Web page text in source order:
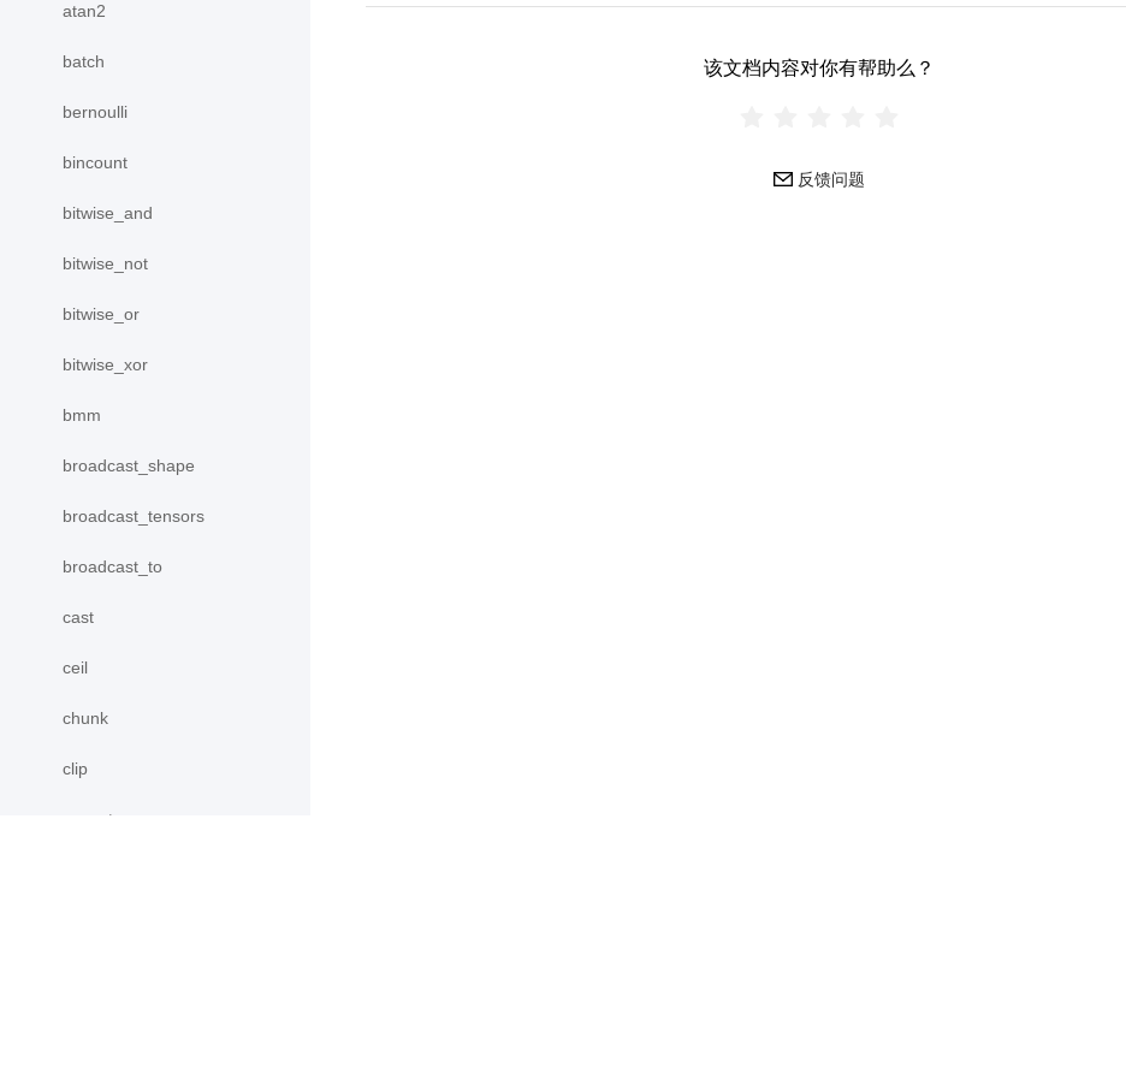
atan2
batch
bernoulli
bincount
bitwise_and
bitwise_not
bitwise_or
bitwise_xor
bmm
broadcast_shape
broadcast_tensors
broadcast_to
cast
ceil
chunk
clip
concat
该文档内容对你有帮助么？
反馈问题